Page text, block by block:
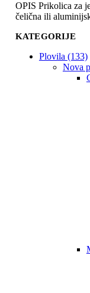
OPIS Prikolica za
čelična ili
KATEGORIJE
Plovila (133)
Nova